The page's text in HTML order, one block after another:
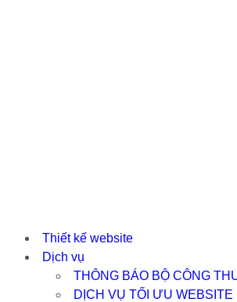
Thiết kế website
Dịch vụ
THÔNG BÁO BỘ CÔNG
DỊCH VỤ TỐI ƯU WEBSITE